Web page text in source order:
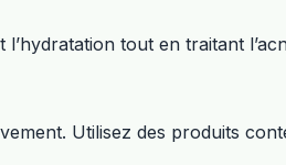
tout en traitant
Utilisez des produits